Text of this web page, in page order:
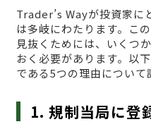
Trader’s Wayが投資家に
は多岐にわたります。こ
見抜くためには、いくつ
おく必要があります。以
である5つの理由について
1. 規制当局に登